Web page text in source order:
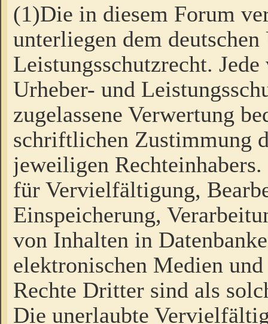
(1)Die in diesem Forum
unterliegen dem
Leistungsschutzrecht.
Urheber- und
zugelassene Verwertung
schriftlichen Zustimmung
jeweiligen
für Vervielfältigung,
Einspeicherung,
von Inhalten in
elektronischen Medien
Rechte Dritter sind als
Die unerlaubte